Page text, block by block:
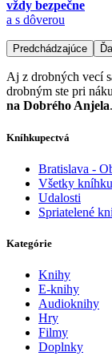
vždy bezpečne
a s dôverou
Predchádzajúce
Aj z drobných vecí
drobným ste pri
na Dobrého Anjela
Kníhkupectvá
Bratislava -
Všetky
Udalosti
Spriatelené
Kategórie
Knihy
E-knihy
Audioknihy
Hry
Filmy
Doplnky